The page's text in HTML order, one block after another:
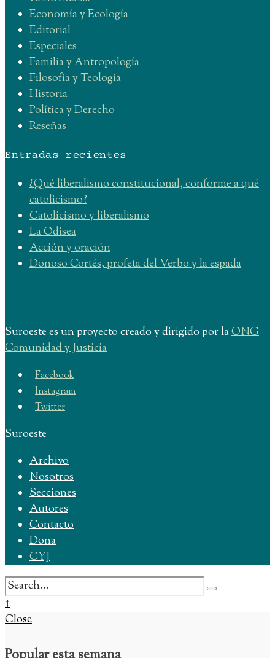
Economía y Ecología
Editorial
Especiales
Familia y Antropología
Filosofía y Teología
Historia
Política y Derecho
Reseñas
Entradas recientes
¿Qué liberalismo constitucional, conforme a qué
catolicismo?
Catolicismo y liberalismo
La Odisea
Acción y oración
Donoso Cortés, profeta del Verbo y la espada
Suroeste es un proyecto creado y dirigido por laONG
Comunidad y Justicia
Facebook
Instagram
Twitter
Suroeste
Archivo
Nosotros
Secciones
Autores
Contacto
Dona
CYJ
Buscar:
Close
Search
↑
Close